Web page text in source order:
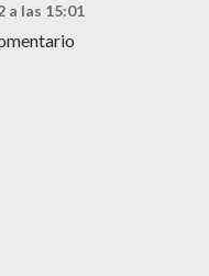
a las 15:01